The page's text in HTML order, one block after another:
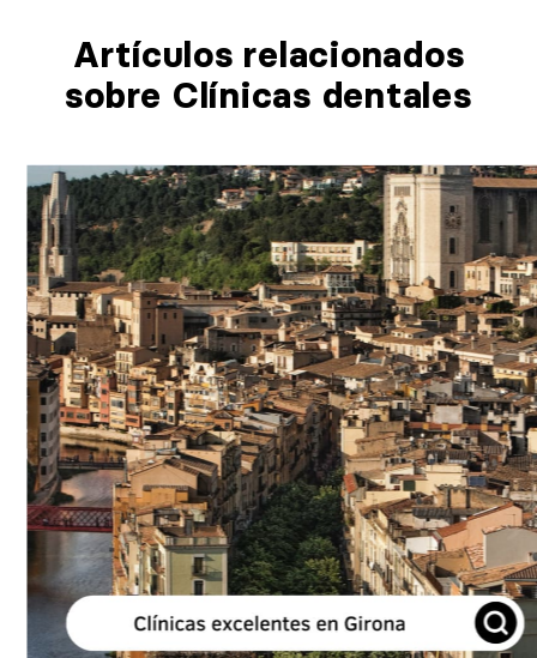
Artículos relacionados​
sobre Clínicas dentales